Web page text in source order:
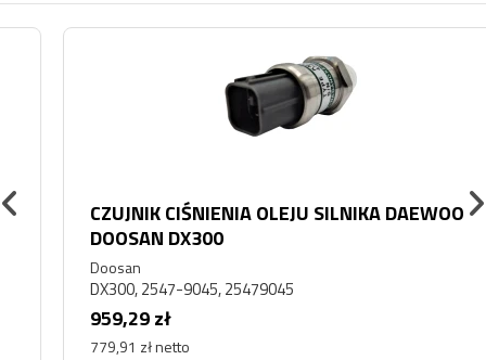
CZUJNIK CIŚNIENIA OLEJU SILNIKA DAEWOO
DOOSAN DX300
DX300, 2547-9045, 25479045
959,29 zł
779,91 zł netto